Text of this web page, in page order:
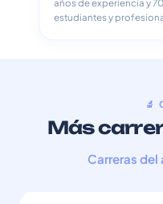
años de experiencia y
estudiantes y
🔬
Más
Carreras